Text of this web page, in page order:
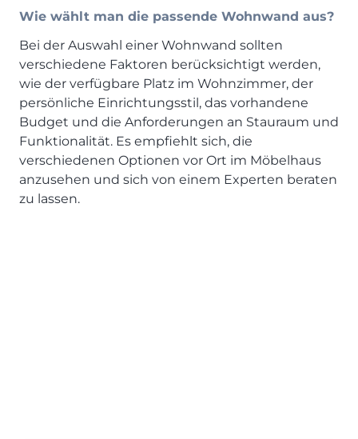
Wie wählt man die passende Wohnwand aus?
Bei der Auswahl einer Wohnwand sollten
verschiedene Faktoren berücksichtigt werden,
wie der verfügbare Platz im Wohnzimmer, der
persönliche Einrichtungsstil, das vorhandene
Budget und die Anforderungen an Stauraum und
Funktionalität. Es empfiehlt sich, die
verschiedenen Optionen vor Ort im Möbelhaus
anzusehen und sich von einem Experten beraten
zu lassen.